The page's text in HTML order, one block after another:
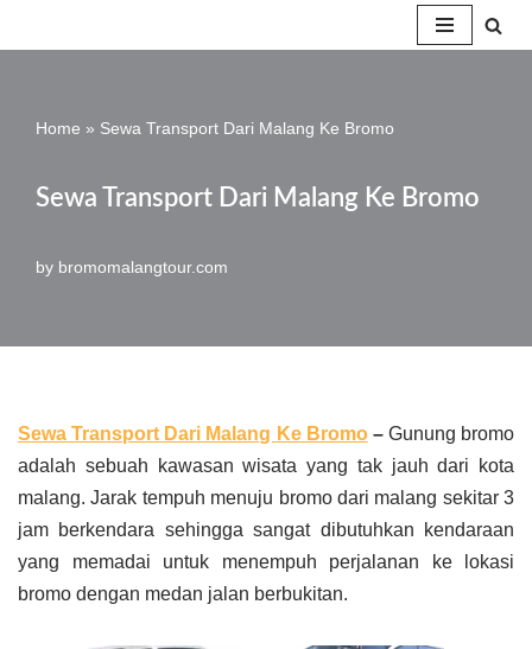
content
Home » Sewa Transport Dari Malang Ke Bromo
Sewa Transport Dari Malang Ke Bromo
by bromomalangtour.com
Sewa Transport Dari Malang Ke Bromo– Gunung bromo
adalah sebuah kawasan wisata yang tak jauh dari kota
malang. Jarak tempuh menuju bromo dari malang sekitar 3
jam berkendara sehingga sangat dibutuhkan kendaraan
yang memadai untuk menempuh perjalanan ke lokasi
bromo dengan medan jalan berbukitan.